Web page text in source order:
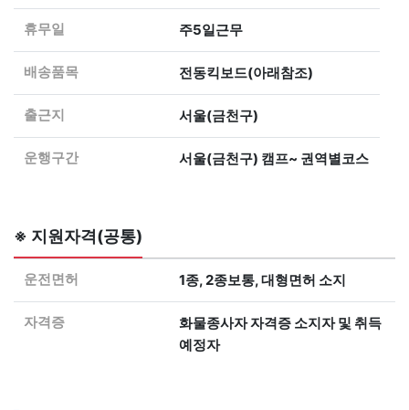
휴무일 주5일근무
배송품목 전동킥보드(아래참조)
출근지 서울(금천구)
운행구간 서울(금천구) 캠프~ 권역별코스
※ 지원자격(공통)
운전면허 1종, 2종보통, 대형면허 소지
자격증
화물종사자 자격증 소지자 및 취득
예정자